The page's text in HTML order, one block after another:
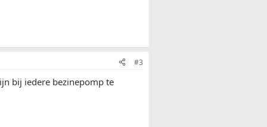
#3
bij iedere bezinepomp te